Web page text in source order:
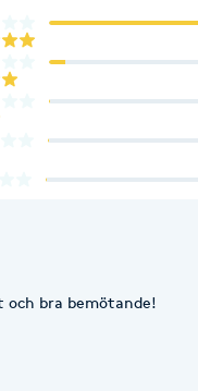
Megavolym
och bra bemötande!